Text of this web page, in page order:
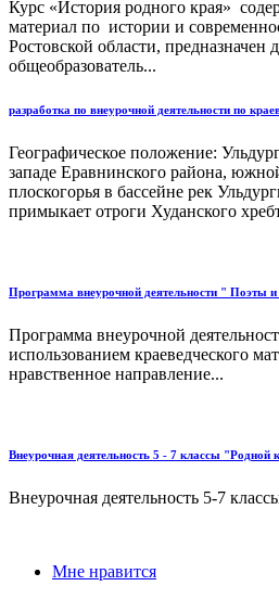
Курс «История родного края»
материал по истории и
Ростовской области, предназначен
общеобразователь...
разработка по внеурочной деятельности по
Географическое положение:
западе Еравнинского района,
плоскогорья в бассейне рек
примыкает отроги Худанского
Программа внеурочной деятельности " Поэты и
Программа внеурочной
использованием краеведческого
нравственное направление...
Внеурочная деятельность 5 - 7 классы
Внеурочная деятельность 5-7
Мне нравится